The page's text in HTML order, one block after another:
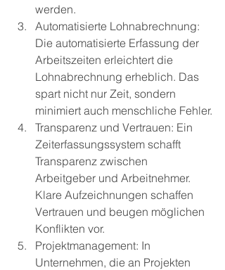
werden.
Automatisierte Lohnabrechnung:
Die automatisierte Erfassung der
Arbeitszeiten erleichtert die
Lohnabrechnung erheblich. Das
spart nicht nur Zeit, sondern
minimiert auch menschliche Fehler.
Transparenz und Vertrauen: Ein
Zeiterfassungssystem schafft
Transparenz zwischen
Arbeitgeber und Arbeitnehmer.
Klare Aufzeichnungen schaffen
Vertrauen und beugen möglichen
Konflikten vor.
Projektmanagement: In
Unternehmen, die an Projekten